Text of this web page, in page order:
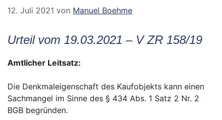
12. Juli 2021 von Manuel Boehme
Urteil vom 19.03.2021 – V ZR 158/19
Amtlicher Leitsatz:
Die Denkmaleigenschaft des Kaufobjekts kann einen
Sachmangel im Sinne des § 434 Abs. 1 Satz 2 Nr. 2
BGB begründen.